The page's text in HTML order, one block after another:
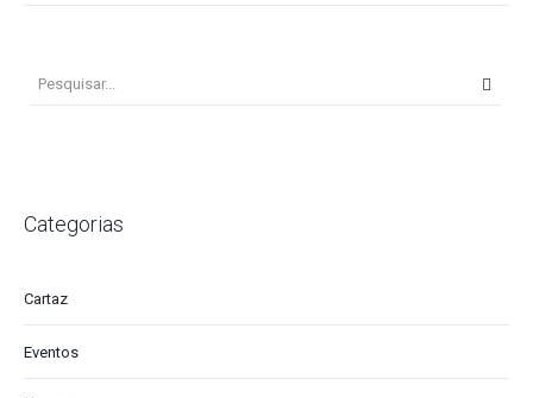
Categorias
Cartaz
Eventos